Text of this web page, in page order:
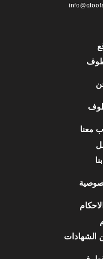
معنا
الشهادات